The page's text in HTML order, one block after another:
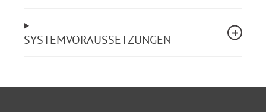
SYSTEMVORAUSSETZUNGEN